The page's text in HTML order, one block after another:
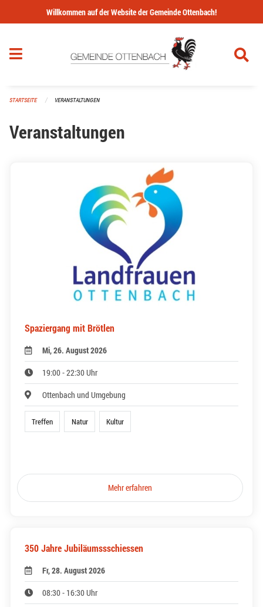
Navigation überspringen
Willkommen auf der Website der Gemeinde Ottenbach!
STARTSEITE VERANSTALTUNGEN
Veranstaltungen
Spaziergang mit Brötlen
Mi, 26. August 2026
19:00 - 22:30 Uhr
Ottenbach und Umgebung
Treffen Natur Kultur
Mehr erfahren
350 Jahre Jubiläumssschiessen
Fr, 28. August 2026
08:30 - 16:30 Uhr